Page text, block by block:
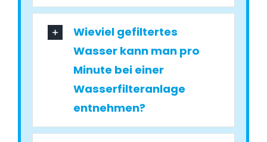
Wieviel gefiltertes
Wasser kann man pro
Minute bei einer
Wasserfilteranlage
entnehmen?